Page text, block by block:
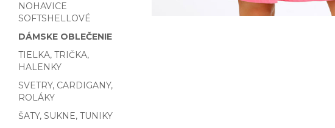
NOHAVICE
SOFTSHELLOVÉ
DÁMSKE OBLEČENIE
TIELKA, TRIČKA,
HALENKY
SVETRY, CARDIGANY,
ROLÁKY
ŠATY, SUKNE, TUNIKY